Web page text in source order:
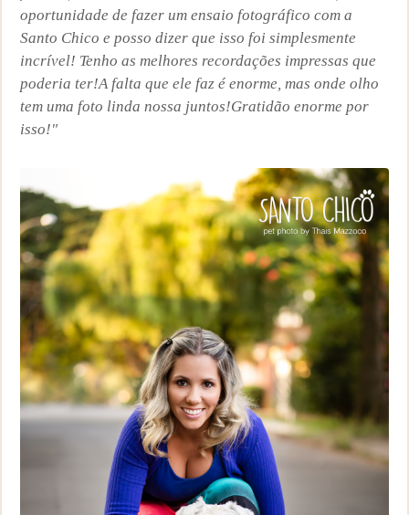
oportunidade de fazer um ensaio fotográfico com a
Santo Chico e posso dizer que isso foi simplesmente
incrível! Tenho as melhores recordações impressas que
poderia ter!A falta que ele faz é enorme, mas onde olho
tem uma foto linda nossa juntos!Gratidão enorme por
isso!"